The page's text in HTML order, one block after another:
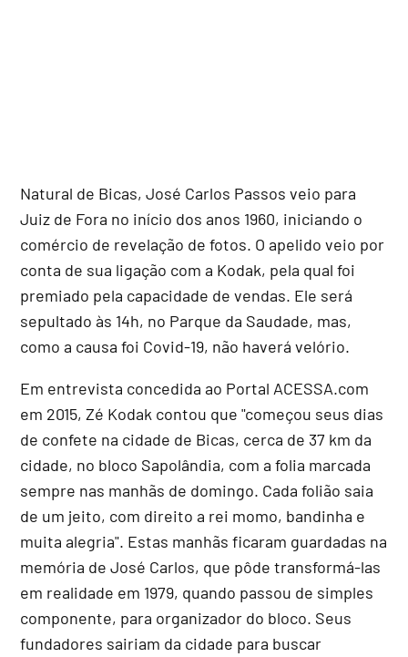
Natural de Bicas, José Carlos Passos veio para
Juiz de Fora no início dos anos 1960, iniciando o
comércio de revelação de fotos. O apelido veio por
conta de sua ligação com a Kodak, pela qual foi
premiado pela capacidade de vendas. Ele será
sepultado às 14h, no Parque da Saudade, mas,
como a causa foi Covid-19, não haverá velório.
Em entrevista concedida ao Portal ACESSA.com
em 2015, Zé Kodak contou que "começou seus dias
de confete na cidade de Bicas, cerca de 37 km da
cidade, no bloco Sapolândia, com a folia marcada
sempre nas manhãs de domingo. Cada folião saia
de um jeito, com direito a rei momo, bandinha e
muita alegria". Estas manhãs ficaram guardadas na
memória de José Carlos, que pôde transformá-las
em realidade em 1979, quando passou de simples
componente, para organizador do bloco. Seus
fundadores sairiam da cidade para buscar